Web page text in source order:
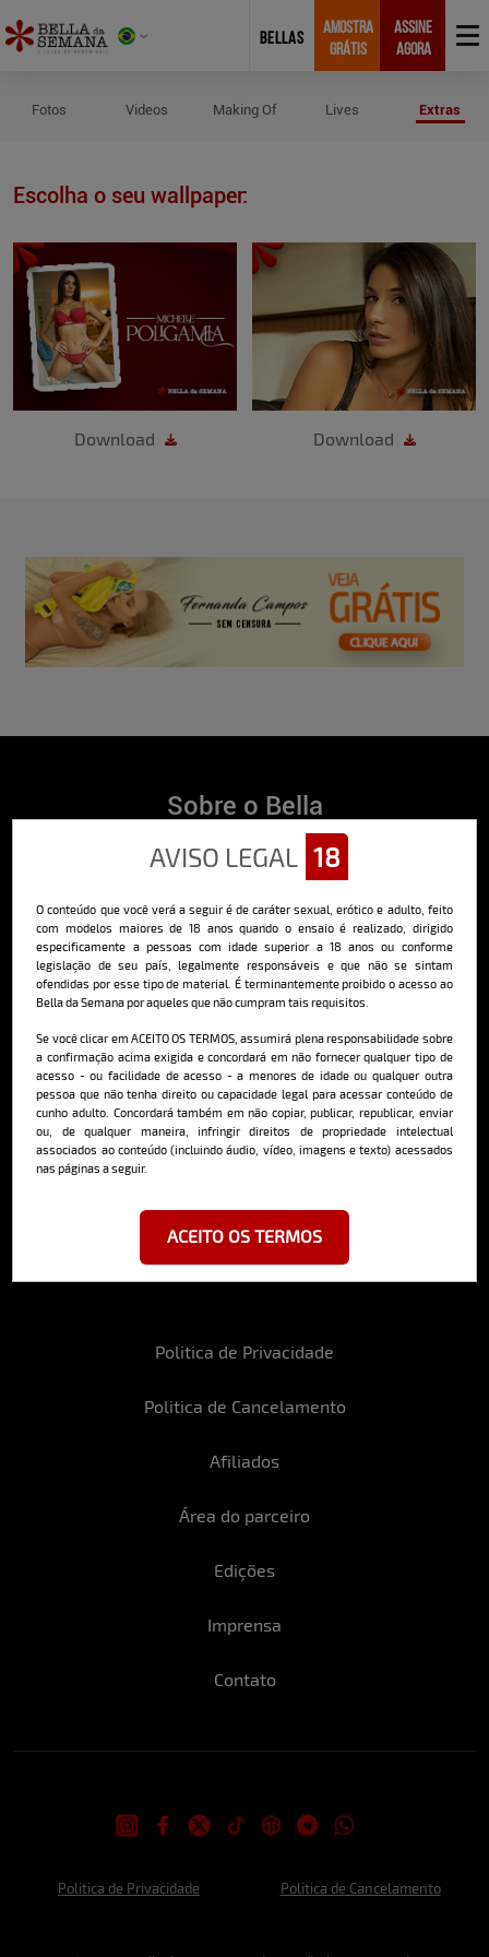
BELLAS
AMOSTRA
GRÁTIS
ASSINE
AGORA
Fotos Videos Making Of Lives Extras
Escolha o seu wallpaper:
Download Download
AVISO LEGAL 18
O conteúdo que você verá a seguir é de caráter sexual, erótico e adulto, feito
com modelos maiores de 18 anos quando o ensaio é realizado, dirigido
especificamente a pessoas com idade superior a 18 anos ou conforme
legislação de seu país, legalmente responsáveis e que não se sintam
ofendidas por esse tipo de material. É terminantemente proibido o acesso ao
Bella da Semana por aqueles que não cumpram tais requisitos.
Se você clicar em ACEITO OS TERMOS, assumirá plena responsabilidade sobre
a confirmação acima exigida e concordará em não fornecer qualquer tipo de
acesso - ou facilidade de acesso - a menores de idade ou qualquer outra
pessoa que não tenha direito ou capacidade legal para acessar conteúdo de
cunho adulto. Concordará também em não copiar, publicar, republicar, enviar
ou, de qualquer maneira, infringir direitos de propriedade intelectual
associados ao conteúdo (incluindo áudio, vídeo, imagens e texto) acessados
nas páginas a seguir.
ACEITO OS TERMOS
Sobre o Bella
O Bella da Semana é a maior e mais longeva revista masculina digital
do Brasil, com ensaios fotográficos e vídeos exclusivos de alta
qualidade, além de conteúdo editorial sobre saúde, esportes, moda,
Saiba mais
Politica de Privacidade
Politica de Cancelamento
Afiliados
Área do parceiro
Edições
Imprensa
Contato
deliciosa newsletter da internet
Politica de Privacidade Politica de Cancelamento